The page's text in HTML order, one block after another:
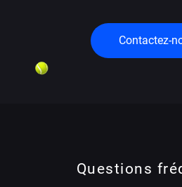
Contactez-
Questions